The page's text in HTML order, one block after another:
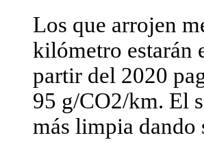
Los que arrojen
kilómetro estarán
partir del 2020
95 g/CO2/km. El
más limpia dando